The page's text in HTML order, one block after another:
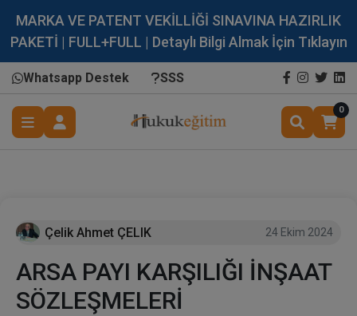
MARKA VE PATENT VEKİLLİĞİ SINAVINA HAZIRLIK
PAKETİ | FULL+FULL | Detaylı Bilgi Almak İçin Tıklayın
Whatsapp Destek SSS
0
Çelik Ahmet ÇELIK 24 Ekim 2024
ARSA PAYI KARŞILIĞI İNŞAAT
SÖZLEŞMELERİ